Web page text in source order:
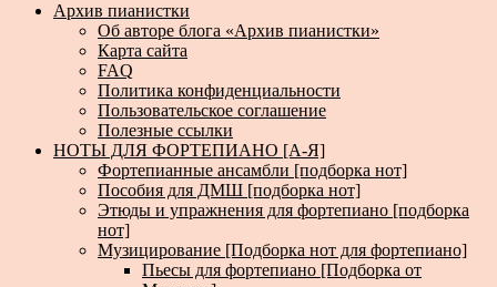
Архив пианистки
Об авторе блога «Архив пианистки»
Карта сайта
FAQ
Политика конфиденциальности
Пользовательское соглашение
Полезные ссылки
НОТЫ ДЛЯ ФОРТЕПИАНО [А-Я]
Фортепианные ансамбли [подборка нот]
Пособия для ДМШ [подборка нот]
Этюды и упражнения для фортепиано [подборка
нот]
Музицирование [Подборка нот для фортепиано]
Пьесы для фортепиано [Подборка от